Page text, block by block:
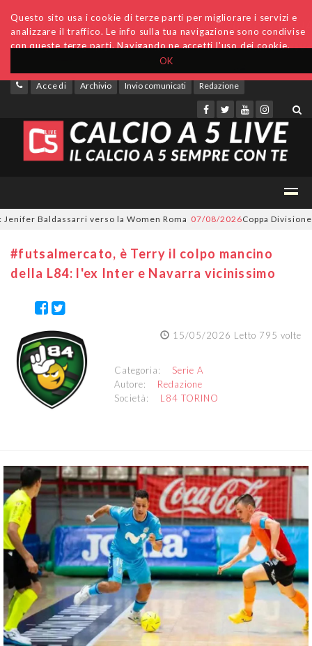
OK
Questo sito usa i cookie di terze parti per migliorare i servizi e
analizzare il traffico. Le info sulla tua navigazione sono condivise
con queste terze parti. Navigando ne accetti l'uso dei cookie.
Accedi Archivio Invio comunicati Redazione
Baldassarri verso la Women Roma 07/08/2026Coppa Divisione, si
#futsalmercato, è Terry il colpo mancino
della L84: l'ex Inter e Navarra vicinissimo
15/05/2026 Letto 795 volte
Categoria: Serie A
Autore: Redazione
Società: L84 TORINO